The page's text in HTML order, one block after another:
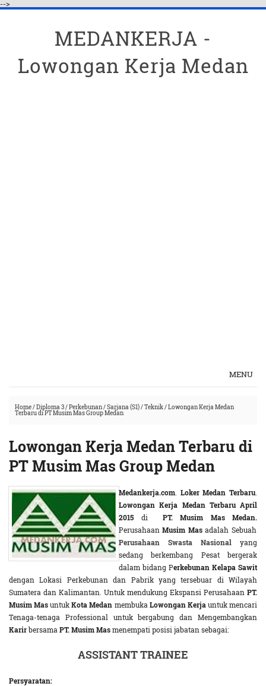
-->
MEDANKERJA -
Lowongan Kerja Medan
MENU
Home/Diploma 3/Perkebunan/Sarjana (S1)/Teknik/Lowongan Kerja Medan
Terbaru di PT Musim Mas Group Medan
Lowongan Kerja Medan Terbaru di
PT Musim Mas Group Medan
Medankerja.com Loker Medan Terbaru
Lowongan Kerja Medan Terbaru April
2015 di
PT. Musim Mas Medan.
PerusahaanMusim Masadalah Sebuah
Perusahaan Swasta Nasional yang
sedang berkembang Pesat bergerak
dalam bidang Perkebunan Kelapa Sawit
dengan Lokasi Perkebunan dan Pabrik yang tersebuar di Wilayah
Sumatera dan Kalimantan. Untuk mendukung Ekspansi Perusahaan PT.
Musim MasuntukKota Medan membuka Lowongan Kerjauntuk mencari
Tenaga-tenaga Professional untuk bergabung dan Mengembangkan
Karirbersama PT. Musim Masmenempati posisi jabatan sebagai:
ASSISTANT TRAINEE
Persyaratan: